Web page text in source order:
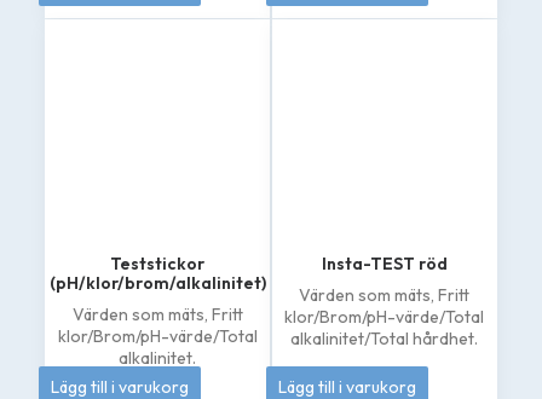
Teststickor
(pH/klor/brom/alkalinitet)
Värden som mäts, Fritt
klor/Brom/pH-värde/Total
alkalinitet.
79kr
Lägg till i varukorg
Insta-TEST röd
Värden som mäts, Fritt
klor/Brom/pH-värde/Total
alkalinitet/Total hårdhet.
208kr
Lägg till i varukorg